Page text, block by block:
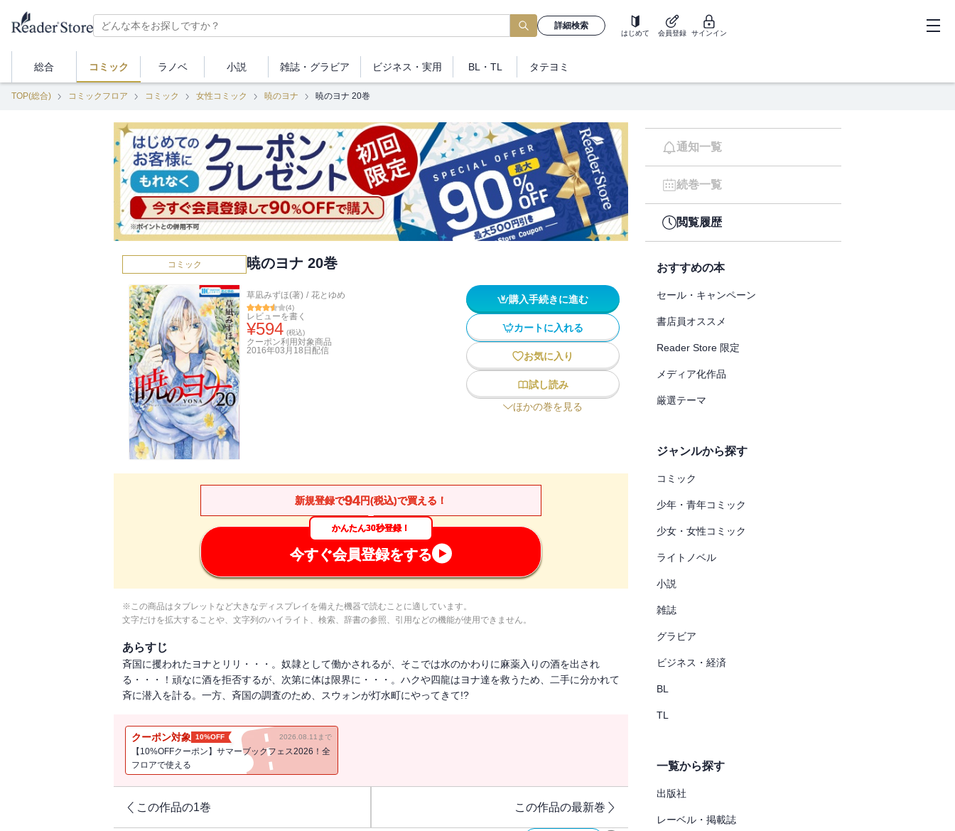
詳細検索
はじめて 会員登録 サインイン
総合 コミック ラノベ 小説 雑誌・ グラビア ビジネス ・実用 BL・TL タテヨミ
TOP(総合) コミックフロア コミック 女性コミック 暁のヨナ 暁のヨナ 20巻
コミック 暁のヨナ 20巻
草凪みずほ(著) / 花とゆめ
(4)
レビューを書く
¥594 (税込)
クーポン利用対象商品
2016年03月18日 配信
購入手続きに進む
カートに入れる
お気に入り
試し読み
ほかの巻を見る
新規登録で94円(税込)で買える！
かんたん30秒登録！
今すぐ会員登録をする
※この商品はタブレットなど大きなディスプレイを備えた機器で読むことに適しています。
文字だけを拡大することや、文字列のハイライト、検索、辞書の参照、引用などの機能が使用できません。
あらすじ
斉国に攫われたヨナとリリ・・・。奴隷として働かされるが、そこでは水のかわりに麻薬入りの酒を出され
る・・・！頑なに酒を拒否するが、次第に体は限界に・・・。ハクや四龍はヨナ達を救うため、二手に分かれて
斉に潜入を計る。一方、斉国の調査のため、スウォンが灯水町にやってきて!?
クーポン対象 10%OFF 2026.08.11まで
【10%OFFクーポン】サマーブックフェス2026！全
フロアで使える
この作品の1巻 この作品の最新巻
通知一覧
続巻一覧
閲覧履歴
おすすめの本
セール・キャンペーン
書店員オススメ
Reader Store 限定
メディア化作品
厳選テーマ
ジャンルから探す
コミック
少年・青年コミック
少女・女性コミック
ライトノベル
小説
雑誌
グラビア
ビジネス・経済
BL
TL
一覧から探す
出版社
レーベル・掲載誌